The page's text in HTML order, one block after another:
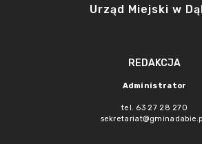
Urząd Miejski w
REDAKCJA
Administrator
tel. 63 27 28 270